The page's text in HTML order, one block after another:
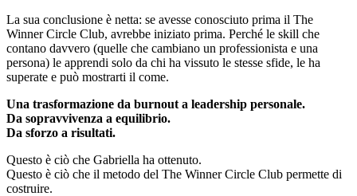
La sua conclusione è netta: se avesse conosciuto prima il The
Winner Circle Club, avrebbe iniziato prima. Perché le skill che
contano davvero (quelle che cambiano un professionista e una
persona) le apprendi solo da chi ha vissuto le stesse sfide, le ha
superate e può mostrarti il come.
Una trasformazione da burnout a leadership personale.
Da sopravvivenza a equilibrio.
Da sforzo a risultati.
Questo è ciò che Gabriella ha ottenuto.
Questo è ciò che il metodo del The Winner Circle Club permette di
costruire.